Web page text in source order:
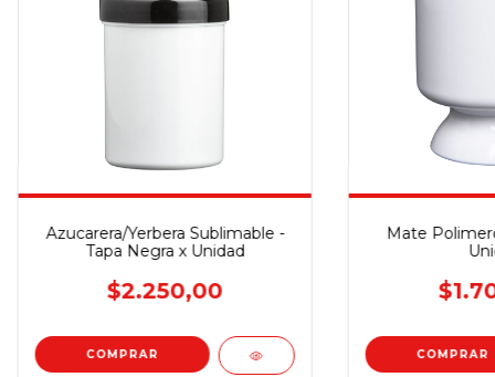
Azucarera/Yerbera Sublimable -
Tapa Negra x Unidad
$2.250,00
Mate